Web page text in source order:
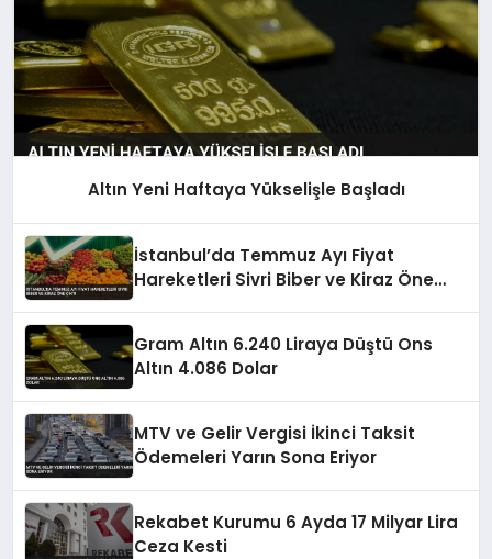
Altın Yeni Haftaya Yükselişle Başladı
İstanbul’da Temmuz Ayı Fiyat
Hareketleri Sivri Biber ve Kiraz Öne
Gram Altın 6.240 Liraya Düştü Ons
Altın 4.086 Dolar
MTV ve Gelir Vergisi İkinci Taksit
Ödemeleri Yarın Sona Eriyor
Rekabet Kurumu 6 Ayda 17 Milyar Lira
Ceza Kesti